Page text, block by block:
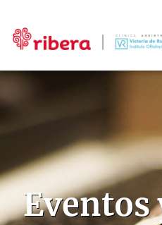
Eventos